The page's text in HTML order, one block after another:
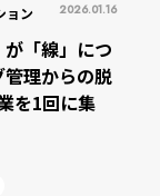
ョン 2026.01.16
「線」につ
理からの脱
を1回に集